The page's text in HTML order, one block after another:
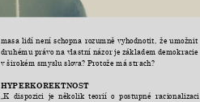
masa lidí není schopna rozumně vyhodnotit, že umožnit
druhému právo na vlastní názor je základem demokracie
v širokém smyslu slova? Protože má strach?
HYPERKOREKTNOST
„K dispozici je několik teorií o postupné racionalizaci